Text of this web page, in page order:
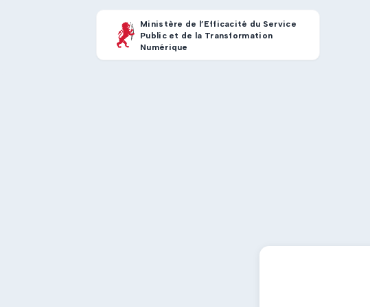
Ministère de l’Efficacité du Service
Public et de la Transformation
Numérique